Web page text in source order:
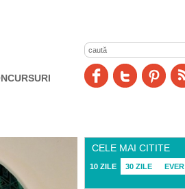
CELE MAI CITITE
10 ZILE 30 ZILE EVER